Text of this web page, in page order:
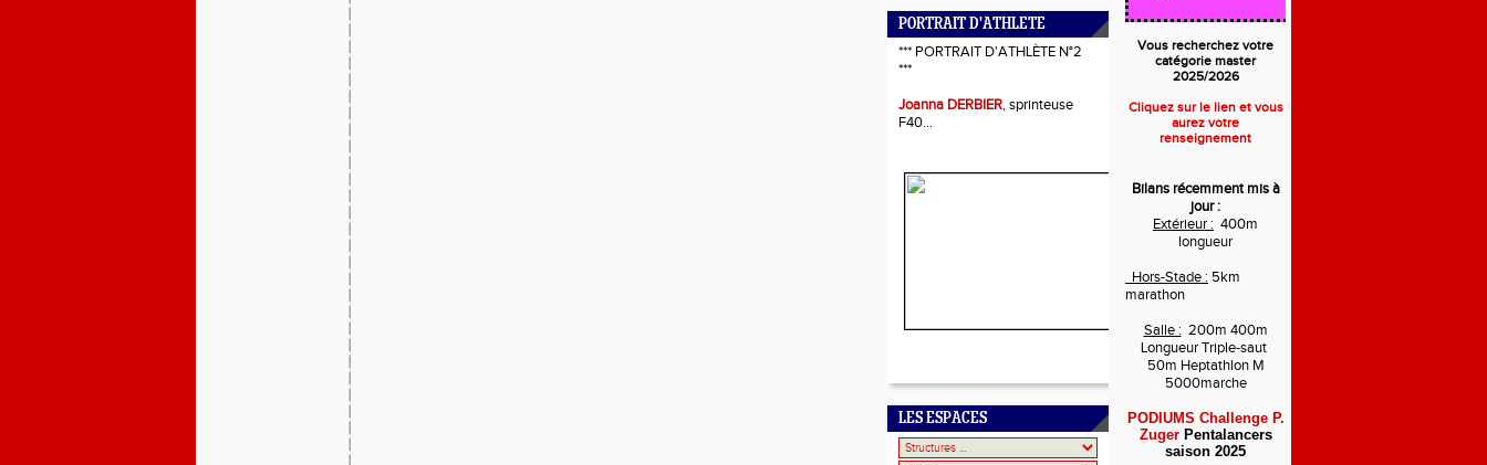
PORTRAIT D'ATHLETE
*** PORTRAIT D'ATHLÈTE N°2
***
Joanna DERBIER, sprinteuse
F40...
LES ESPACES
Vous recherchez votre
catégorie master
2025/2026
Cliquez sur le lien et vous
aurez votre
renseignement
Bilans récemment mis à
jour :
Extérieur : 400m
longueur
Hors-Stade : 5km
marathon
Salle : 200m 400m
Longueur Triple-saut
50m Heptathlon M
5000marche
PODIUMS Challenge P.
ZugerPentalancers
saison 2025